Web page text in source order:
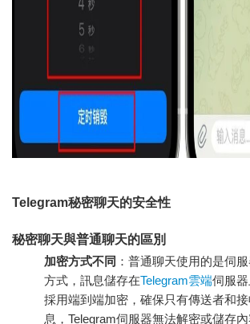
Telegram秘密聊天的安全性
秘密聊天與普通聊天的區別
加密方式不同 ：普通聊天使用的是伺
方式，訊息儲存在Telegram雲端伺服
採用端到端加密，確保只有傳送者和
息，Telegram伺服器無法解密或儲存內